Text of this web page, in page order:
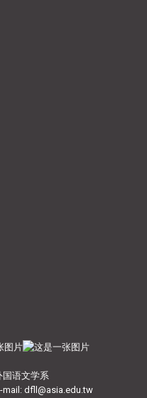
语文学系
mail: dfll@asia.edu.tw